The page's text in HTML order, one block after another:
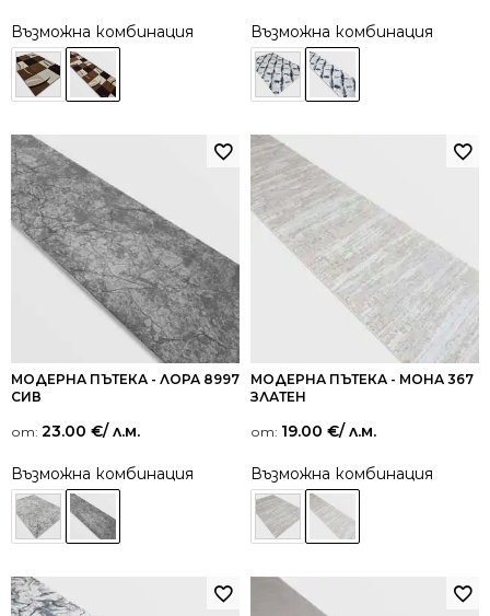
Възможна комбинация Възможна комбинация
МОДЕРНА ПЪТЕКА - ЛОРА 8997
СИВ
от: 23.00 €/ л.м.
Възможна комбинация
МОДЕРНА ПЪТЕКА - МОНА 367
ЗЛАТЕН
от: 19.00 €/ л.м.
Възможна комбинация